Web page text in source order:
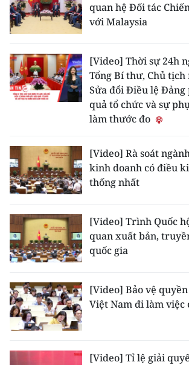
quan hệ Đối tác
với Malaysia
[Video] Thời sự 24h
Tổng Bí thư, Chủ tịch
Sửa đổi Điều lệ
quả tổ chức và sự
làm thước đo
[Video] Rà soát
kinh doanh có điều
thống nhất
[Video] Trình Quốc
quan xuất bản,
quốc gia
[Video] Bảo vệ
Việt Nam đi làm việc
[Video] Tỉ lệ giải